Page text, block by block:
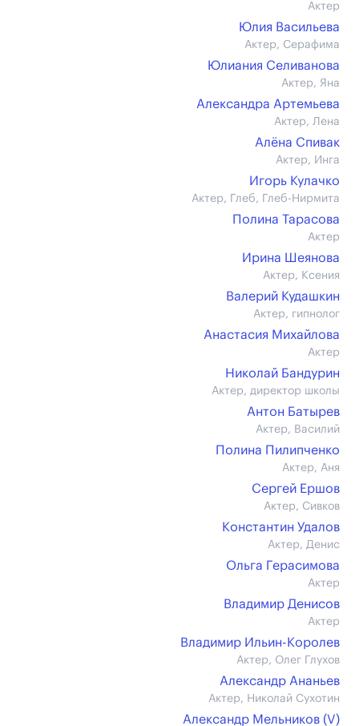
Актер
Юлия Васильева
Актер, Серафима
Юлиания Селиванова
Актер, Яна
Александра Артемьева
Актер, Лена
Алёна Спивак
Актер, Инга
Игорь Кулачко
Актер, Глеб, Глеб-Нирмита
Полина Тарасова
Актер
Ирина Шеянова
Актер, Ксения
Валерий Кудашкин
Актер, гипнолог
Анастасия Михайлова
Актер
Николай Бандурин
Актер, директор школы
Антон Батырев
Актер, Василий
Полина Пилипченко
Актер, Аня
Сергей Ершов
Актер, Сивков
Константин Удалов
Актер, Денис
Ольга Герасимова
Актер
Владимир Денисов
Актер
Владимир Ильин-Королев
Актер, Олег Глухов
Александр Ананьев
Актер, Николай Сухотин
Александр Мельников (V)